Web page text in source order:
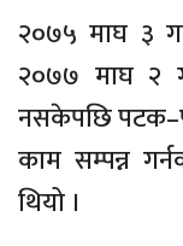
२०७५ माघ ३
२०७७ माघ २
नसकेपछि
काम सम्पन्न
थियो ।